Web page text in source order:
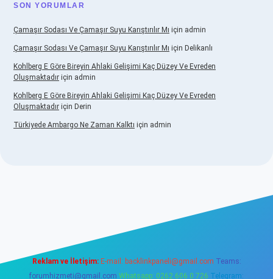
SON YORUMLAR
Çamaşır Sodası Ve Çamaşır Suyu Karıştırılır Mı için admin
Çamaşır Sodası Ve Çamaşır Suyu Karıştırılır Mı için Delikanlı
Kohlberg E Göre Bireyin Ahlaki Gelişimi Kaç Düzey Ve Evreden
Oluşmaktadır için admin
Kohlberg E Göre Bireyin Ahlaki Gelişimi Kaç Düzey Ve Evreden
Oluşmaktadır için Derin
Türkiyede Ambargo Ne Zaman Kalktı için admin
Reklam ve İletişim: E-mail: backlinkpaneli@gmail.com Teams:
forumhizmeti@gmail.com Whatsapp: 0262 606 0 726 Telegram: